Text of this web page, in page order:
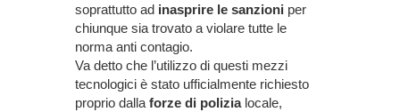
soprattutto ad inasprire le sanzioni per
chiunque sia trovato a violare tutte le
norma anti contagio.
Va detto che l’utilizzo di questi mezzi
tecnologici è stato ufficialmente richiesto
proprio dalla forze di polizialocale,